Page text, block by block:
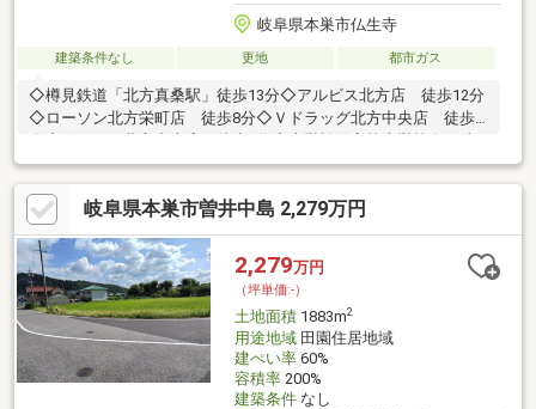
岐阜県本巣市仏生寺
建築条件なし 更地 都市ガス
◇樽見鉄道「北方真桑駅」徒歩13分◇アルビス北方店 徒歩12分
◇ローソン北方栄町店 徒歩8分◇Ｖドラッグ北方中央店 徒歩7
歩8分◇岐阜第一高校 徒歩9分
岐阜県本巣市曽井中島 2,279万円
2,279万円
（坪単価:-）
土地面積1883m2
用途地域田園住居地域
建ぺい率60%
容積率200%
建築条件なし